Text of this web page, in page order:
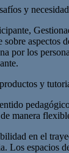
y
los
y
manera
en el
espacios